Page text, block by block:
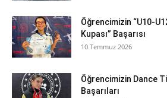
Öğrencimizin “U10-
Kupası” Başarısı
10 Temmuz 2026
Öğrencimizin Dance
Başarıları